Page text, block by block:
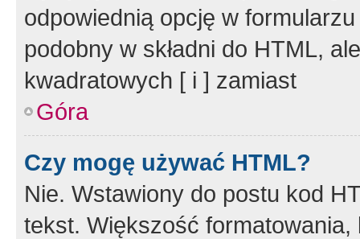
odpowiednią opcję w
podobny w składni do HTML,
kwadratowych [ i ] zamiast
Góra
Czy mogę używać HTML?
Nie. Wstawiony do postu kod
tekst. Większość